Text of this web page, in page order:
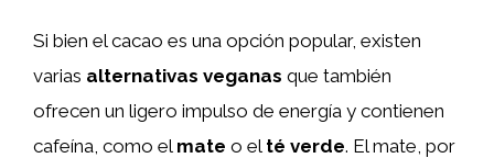
Si bien el cacao es una opción popular, existen
varias alternativas veganas que también
ofrecen un ligero impulso de energía y contienen
cafeína, como el mate o el té verde. El mate, por